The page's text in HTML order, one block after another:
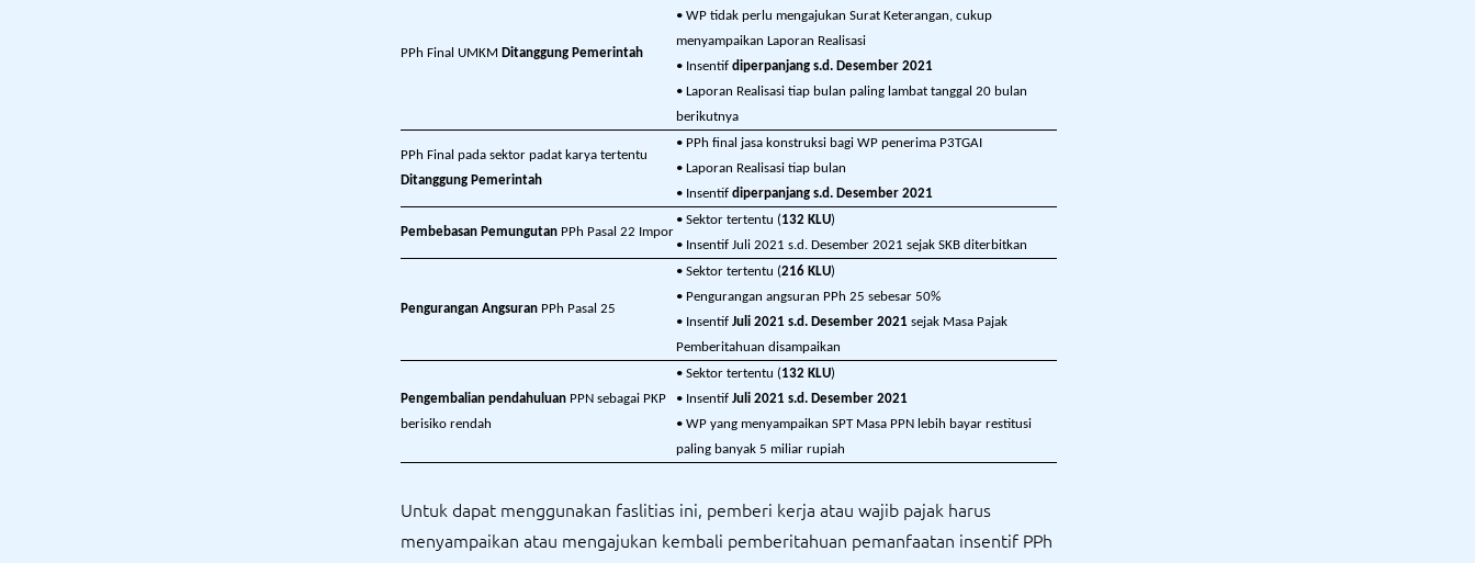
PPh Final UMKM Ditanggung Pemerintah
• WP tidak perlu mengajukan Surat Keterangan, cukup
menyampaikan Laporan Realisasi
• Insentif diperpanjang s.d. Desember 2021
• Laporan Realisasi tiap bulan paling lambat tanggal 20 bulan
berikutnya
PPh Final pada sektor padat karya tertentu
Ditanggung Pemerintah
• PPh final jasa konstruksi bagi WP penerima P3TGAI
• Laporan Realisasi tiap bulan
• Insentif diperpanjang s.d. Desember 2021
Pembebasan Pemungutan PPh Pasal 22 Impor
• Sektor tertentu (132 KLU)
• Insentif Juli 2021 s.d. Desember 2021 sejak SKB diterbitkan
Pengurangan Angsuran PPh Pasal 25
• Sektor tertentu (216 KLU)
• Pengurangan angsuran PPh 25 sebesar 50%
• Insentif Juli 2021 s.d. Desember 2021 sejak Masa Pajak
Pemberitahuan disampaikan
Pengembalian pendahuluan PPN sebagai PKP
berisiko rendah
• Sektor tertentu (132 KLU)
• Insentif Juli 2021 s.d. Desember 2021
• WP yang menyampaikan SPT Masa PPN lebih bayar restitusi
paling banyak 5 miliar rupiah
Untuk dapat menggunakan faslitias ini, pemberi kerja atau wajib pajak harus
menyampaikan atau mengajukan kembali pemberitahuan pemanfaatan insentif PPh